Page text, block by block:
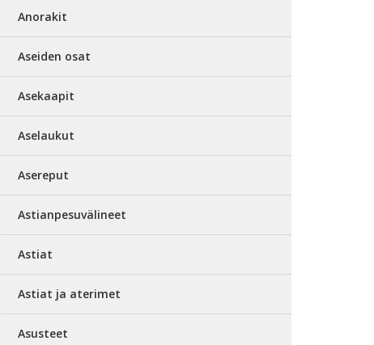
Anorakit
Aseiden osat
Asekaapit
Aselaukut
Asereput
Astianpesuvälineet
Astiat
Astiat ja aterimet
Asusteet